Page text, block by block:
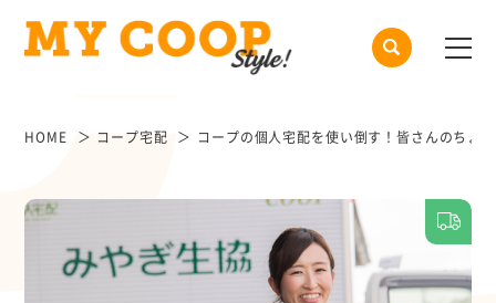
HOME コープ宅配 コープの個人宅配を使い倒す！皆さんのちょ